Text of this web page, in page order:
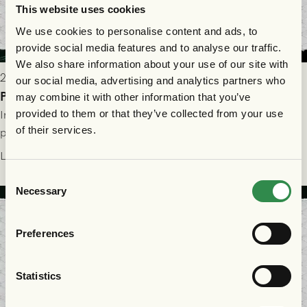
This website uses cookies
We use cookies to personalise content and ads, to
provide social media features and to analyse our traffic.
We also share information about your use of our site with
our social media, advertising and analytics partners who
may combine it with other information that you’ve
provided to them or that they’ve collected from your use
of their services.
Selection
Necessary
Preferences
Statistics
2026-07-29 9:15
Publikinformation: FC Nordsjælland - GAIS 30/7
Information för dig som ska se FC Nordsjælland - GAIS på
plats på Right to Dream Park torsdagen den 30/7 kl. 19.00.
Läs mer